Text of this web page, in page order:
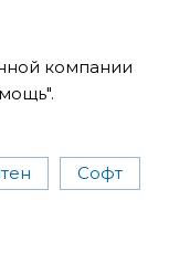
компании
Софт